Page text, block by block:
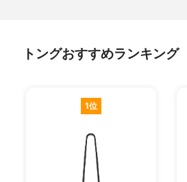
トングおすすめランキング
1位